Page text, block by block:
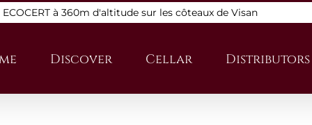
à 360m d'altitude sur les côteaux de Visan
Discover Cellar Distributors